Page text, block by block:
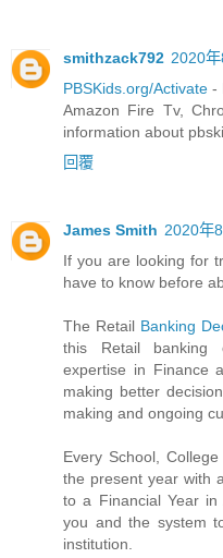
smithzack792 2020
PBSKids.org/Activate -
Amazon Fire Tv,
information about
回覆
James Smith 2020年
If you are looking for
have to know before
The Retail Banking
this Retail banking
expertise in Finance
making better
making and ongoing
Every School,
the present year with
to a Financial Year in
you and the system
institution.